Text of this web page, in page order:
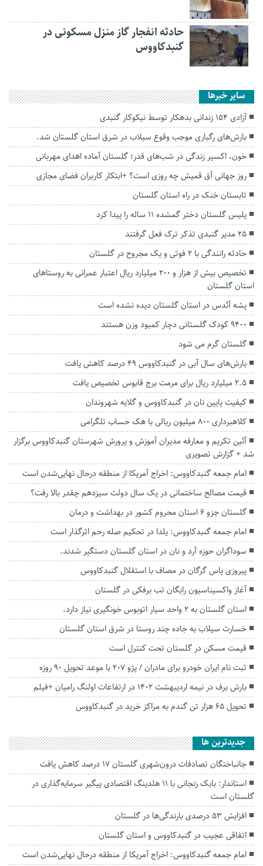
حادثه انفجار گاز منزل مسکونی در
گنبدکاووس
سایر خبرها
آزادی ۱۵۴ زندانی بدهکار توسط نیکوکار گنبدی
بارش‌های رگباری موجب وقوع سیلاب در شرق استان گلستان شد.
خون، اکسیر زندگی در شب‌های قدر؛ گلستان آماده اهدای مهربانی
روز جهانی آق قمیش چه روزی است؟ +ابتکار کاربران فضای مجازی
تابستان خنک در راه استان گلستان
پلیس گلستان دختر گمشده ۱۱ ساله را پیدا کرد
۲۵ مدیر گنبدی تذکر ترک فعل گرفتند
حادثه رانندگی با ۲ فوتی و یک مجروح در گلستان
تخصیص بیش از هزار و ۲۰۰ میلیارد ریال اعتبار عمرانی به روستا‌های
استان گلستان
پشه آئدس در استان گلستان دیده نشده است
9400 کودک گلستانی دچار کمبود وزن هستند
گلستان گرم می شود
بارش‌های سال آبی در گنبدکاووس ۴۹ درصد کاهش یافت
۲.۵ میلیارد ریال برای مرمت برج قابوس تخصیص یافت
کیفیت پایین نان در گنبدکاووس و گلایه شهروندان
کلاهبرداری ۸۰۰ میلیون ریالی با هک حساب تلگرامی
آئین تکریم و معارفه مدیران آموزش و پرورش شهرستان گنبدکاووس برگزار
شد + گزارش تصویری
امام جمعه گنبدکاووس: اخراج آمریکا از منطقه درحال نهایی‌شدن است
قیمت مصالح ساختمانی در یک سال دولت سیزدهم چقدر بالا رفت؟
گلستان جزو ۶ استان محروم کشور در بهداشت و درمان
امام جمعه گنبدکاووس: یلدا در تحکیم صله رحم اثرگذار است
سوداگران حوزه آرد و نان در استان گلستان دستگیر شدند.
پیروزی پاس گرگان در مصاف با استقلال گنبدکاووس
آغاز واکسیناسیون رایگان تب برفکی در گلستان
استان گلستان به ۲ واحد سیار اتوبوس خونگیری نیاز دارد.
خسارت سیلاب به جاده چند روستا در شرق استان گلستان
قیمت مسکن در گلستان تحت کنترل است
ثبت نام ایران خودرو برای مادران / پژو ۲۰۷ با موعد تحویل ۹۰ روزه
بارش برف در نیمه اردیبهشت 1402 در ارتفاعات اولنگ رامیان +فیلم
تحویل ۶۵ هزار تن گندم به مراکز خرید در گنبدکاووس
جديدترين ها
جانباختگان تصادفات درون‌شهری گلستان ۱۷ درصد کاهش یافت
استاندار: بابک زنجانی با ۱۱ هلدینگ اقتصادی پیگیر سرمایه‌گذاری در
گلستان است
افزایش ۵۳ درصدی بارندگی‌ها در گلستان
اتفاقی عجیب در‌ گنبدکاووس و استان گلستان
امام جمعه گنبدکاووس: اخراج آمریکا از منطقه درحال نهایی‌شدن است